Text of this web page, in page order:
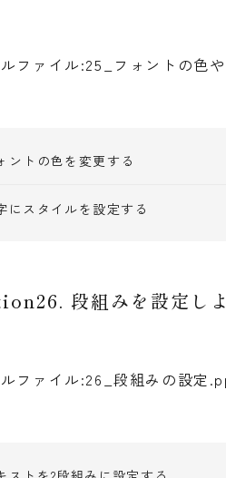
ファイル:25_フォントの色
ントの色を変更する
にスタイルを設定する
段組みを設定し
ファイル:26_段組みの設定